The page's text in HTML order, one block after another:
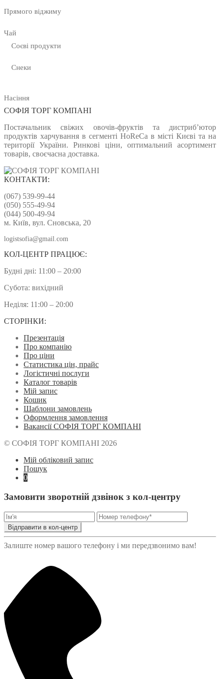
Прямого віджиму
Чай
Соєві продукти
Снеки
Насіння
СОФІЯ ТОРГ КОМПАНІ
Постачальник свіжих овочів-фруктів та дистриб’ютор
продуктів харчування в сегменті HoReCa в місті Києві та на
території України. Ринкові ціни, оптимальний асортимент
товарів, своєчасна доставка.
КОНТАКТИ:
(067) 539-99-44
(050) 555-49-94
(044) 500-49-94
м. Київ, вул. Сновська, 20
logistsofia@gmail.com
КОЛ-ЦЕНТР ПРАЦЮЄ:
Будні дні: 11:00 – 20:00
Субота: вихідний
Неділя: 11:00 – 20:00
СТОРІНКИ:
Презентація
Про компанію
Про ціни
Статистика цін, прайс
Логістичні послуги
Каталог товарів
Мій запис
Кошик
Шаблони замовлень
Оформлення замовлення
Вакансії СОФІЯ ТОРГ КОМПАНІ
© СОФІЯ ТОРГ КОМПАНІ 2026
Мій обліковий запис
Пошук
0
Замовити зворотній дзвінок з кол-центру
Відправити в кол-центр
Залиште номер вашого телефону і ми передзвонимо вам!